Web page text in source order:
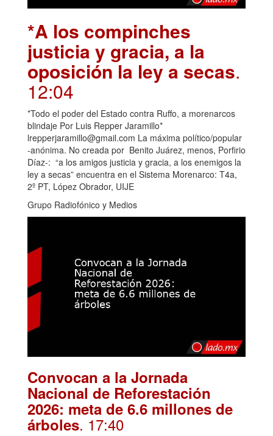
*A los compinches
justicia y gracia, a la
oposición la ley a secas.
12:04
*Todo el poder del Estado contra Ruffo, a morenarcos
blindaje Por Luis Repper Jaramillo*
lrepperjaramillo@gmail.com La máxima político/popular
-anónima. No creada por Benito Juárez, menos, Porfirio
Díaz-: “a los amigos justicia y gracia, a los enemigos la
ley a secas” encuentra en el Sistema Morenarco: T4a,
2º PT, López Obrador, UIJE
Grupo Radiofónico y Medios
Convocan a la Jornada
Nacional de Reforestación
2026: meta de 6.6 millones de
árboles. 17:40